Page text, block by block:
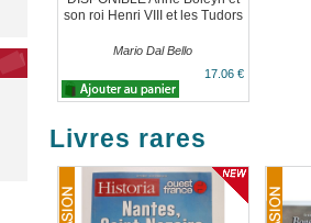
son roi Henri VIII et les Tudors
Mario Dal Bello
17.06 €
Livres rares